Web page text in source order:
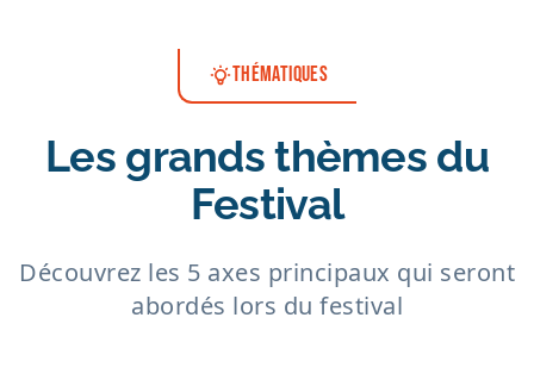
THÉMATIQUES
Les grands thèmes du
Festival
Découvrez les 5 axes principaux qui seront
abordés lors du festival